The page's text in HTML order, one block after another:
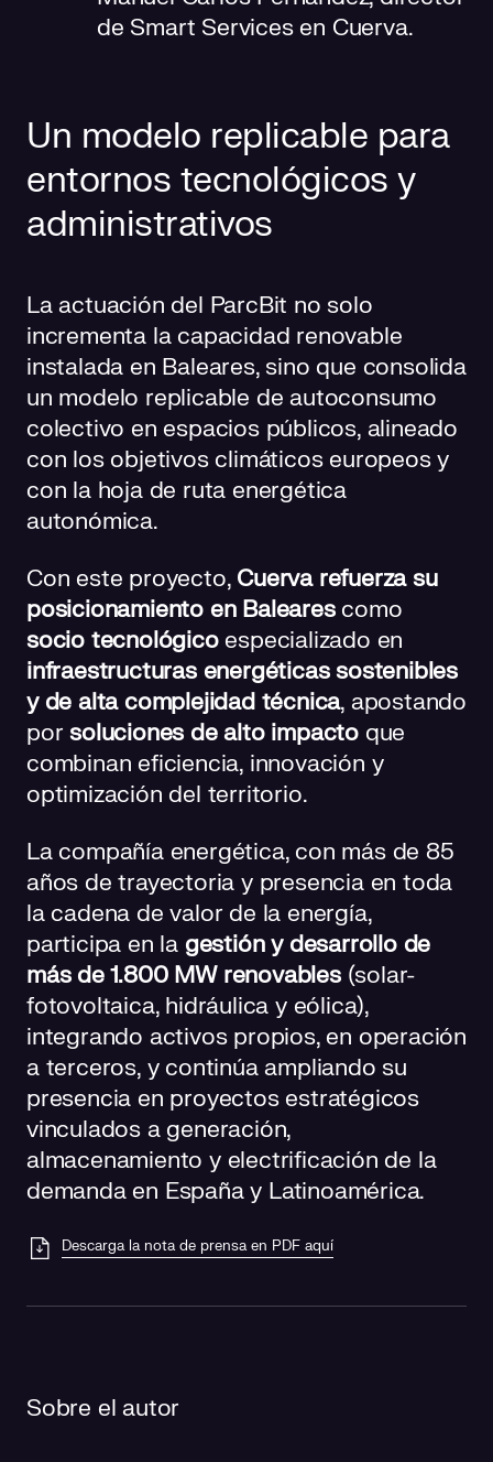
de Smart Services en Cuerva.
Un modelo replicable para
entornos tecnológicos y
administrativos
La actuación del ParcBit no solo
incrementa la capacidad renovable
instalada en Baleares, sino que consolida
un modelo replicable de autoconsumo
colectivo en espacios públicos, alineado
con los objetivos climáticos europeos y
con la hoja de ruta energética
autonómica.
Con este proyecto, Cuerva refuerza su
posicionamiento en Balearescomo
socio tecnológicoespecializado en
infraestructuras energéticas sostenibles
y de alta complejidad técnica, apostando
porsoluciones de alto impacto que
combinan eficiencia, innovación y
optimización del territorio.
La compañía energética, con más de 85
años de trayectoria y presencia en toda
la cadena de valor de la energía,
participa en la gestión y desarrollo de
más de 1.800 MW renovables(solar-
fotovoltaica, hidráulica y eólica),
integrando activos propios, en operación
a terceros, y continúa ampliando su
presencia en proyectos estratégicos
vinculados a generación,
almacenamiento y electrificación de la
demanda en España y Latinoamérica.
Descarga la nota de prensa en PDF aquí
Sobre el autor